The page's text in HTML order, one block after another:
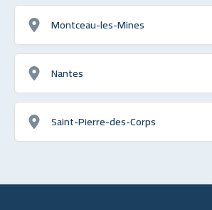
Montceau-les-Mines
Nantes
Saint-Pierre-des-Corps